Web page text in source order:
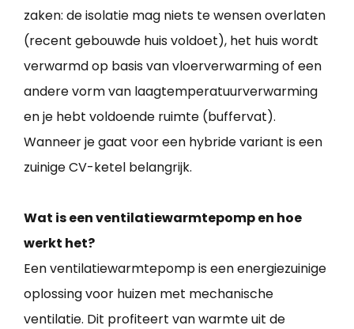
zaken: de isolatie mag niets te wensen overlaten
(recent gebouwde huis voldoet), het huis wordt
verwarmd op basis van vloerverwarming of een
andere vorm van laagtemperatuurverwarming
en je hebt voldoende ruimte (buffervat).
Wanneer je gaat voor een hybride variant is een
zuinige CV-ketel belangrijk.
Wat is een ventilatiewarmtepomp en hoe
werkt het?
Een ventilatiewarmtepomp is een energiezuinige
oplossing voor huizen met mechanische
ventilatie. Dit profiteert van warmte uit de